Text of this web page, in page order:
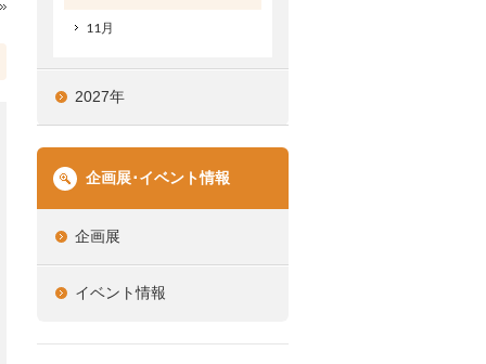
11月
2027年
企画展･イベント情報
企画展
イベント情報